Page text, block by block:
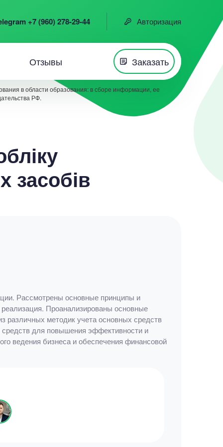
+7 (960) 278-29-44 Авторизация
Отзывы Заказать
в области образования: в сборе информации, ее
РФ.
засобів
Рассмотрены основные принципы и
Проанализированы основные
различных методик учета основных средств
для повышения эффективности и
ведения бизнеса и обеспечения финансовой